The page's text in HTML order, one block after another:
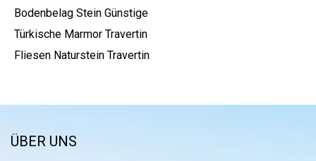
Bodenbelag Stein Günstige
Türkische Marmor Travertin
Fliesen Naturstein Travertin
ÜBER UNS